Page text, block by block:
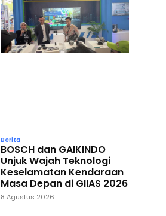
Berita
BOSCH dan GAIKINDO
Unjuk Wajah Teknologi
Keselamatan Kendaraan
Masa Depan di GIIAS 2026
8 Agustus 2026